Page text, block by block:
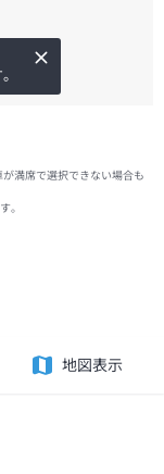
満席で選択できない場合も
。
地図表示